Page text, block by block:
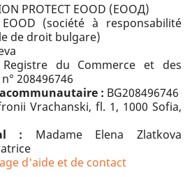
PROTECT EOOD (ЕООД)
EOOD (société à responsabilité
de droit bulgare)
Registre du Commerce et des
208496746
: BG208496746
Vrachanski, fl. 1, 1000 Sofia,
: Madame Elena Zlatkova
d'aide et de contact